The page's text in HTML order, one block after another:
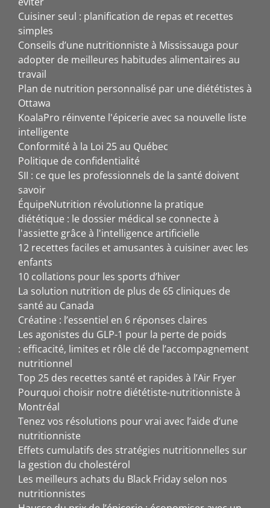
Cuisiner seul : planification de repas et recettes
simples
Conseils d’une nutritionniste à Mississauga pour
adopter de meilleures habitudes alimentaires au
travail
Plan de nutrition personnalisé par une diététistes à
Ottawa
KoalaPro réinvente l'épicerie avec sa nouvelle liste
intelligente
Conformité à la Loi 25 au Québec
Politique de confidentialité
SII : ce que les professionnels de la santé doivent
savoir
ÉquipeNutrition révolutionne la pratique
diététique : le dossier médical se connecte à
l'assiette grâce à l'intelligence artificielle
12 recettes faciles et amusantes à cuisiner avec les
enfants
10 collations pour les sports d’hiver
La solution nutrition de plus de 65 cliniques de
santé au Canada
Créatine : l’essentiel en 6 réponses claires
Les agonistes du GLP-1 pour la perte de poids
: efficacité, limites et rôle clé de l’accompagnement
nutritionnel
Top 25 des recettes santé et rapides à l’Air Fryer
Pourquoi choisir notre diététiste-nutritionniste à
Montréal
Tenez vos résolutions pour vrai avec l’aide d’une
nutritionniste
Effets cumulatifs des stratégies nutritionnelles sur
la gestion du cholestérol
Les meilleurs achats du Black Friday selon nos
nutritionnistes